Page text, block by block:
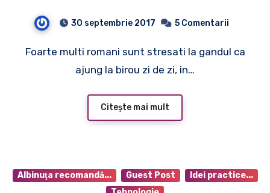
30 septembrie 2017 5 Comentarii
Foarte multi romani sunt stresati la gandul ca
ajung la birou zi de zi, in…
Citește mai mult
Albinuţa recomandă... Guest Post
Idei practice...